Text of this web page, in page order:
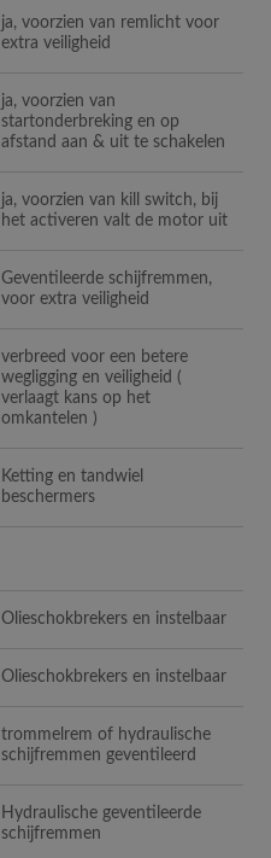
ja, voorzien van remlicht voor
extra veiligheid
ja, voorzien van
startonderbreking en op
afstand aan & uit te schakelen
ja, voorzien van kill switch, bij
het activeren valt de motor uit
Geventileerde schijfremmen,
voor extra veiligheid
verbreed voor een betere
wegligging en veiligheid (
verlaagt kans op het
omkantelen )
Ketting en tandwiel
beschermers
Olieschokbrekers en instelbaar
Olieschokbrekers en instelbaar
trommelrem of hydraulische
schijfremmen geventileerd
Hydraulische geventileerde
schijfremmen